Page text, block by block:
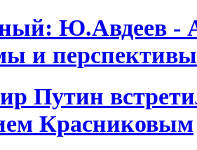
Ю.Авдеев -
и перспективы
Путин
Красниковым